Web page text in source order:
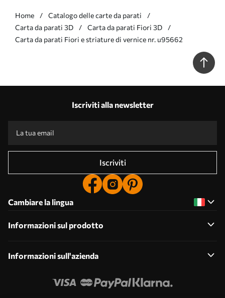
Home
Catalogo delle carte da parati
Carta da parati 3D
Carta da parati Fiori 3D
Carta da parati Fiori e striature di vernice nr. u95662
Iscriviti alla newsletter
Iscriviti
Cambiare la lingua
Informazioni sul prodotto
Informazioni sull'azienda